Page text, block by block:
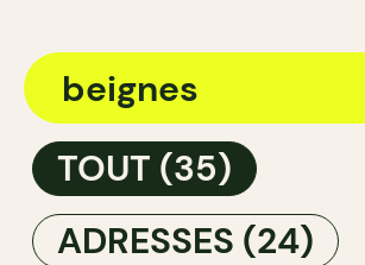
TOUT (35)
ADRESSES (24)